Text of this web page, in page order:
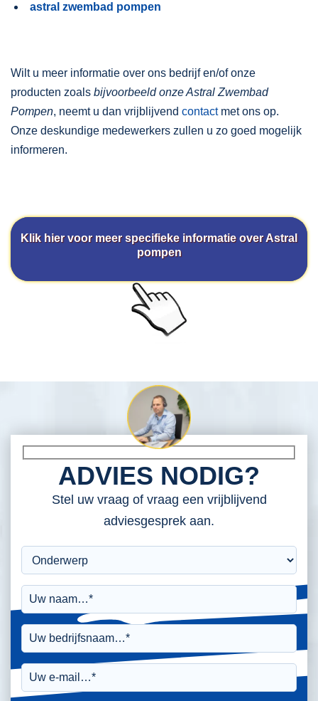
astral zwembad pompen
Wilt u meer informatie over ons bedrijf en/of onze
producten zoals bijvoorbeeld onze Astral Zwembad
Pompen, neemt u dan vrijblijvend contactmet ons op.
Onze deskundige medewerkers zullen u zo goed mogelijk
informeren.
Klik hier voor meer specifieke informatie over Astral
pompen
ADVIES NODIG?
Stel uw vraag of vraag een vrijblijvend
adviesgesprek aan.